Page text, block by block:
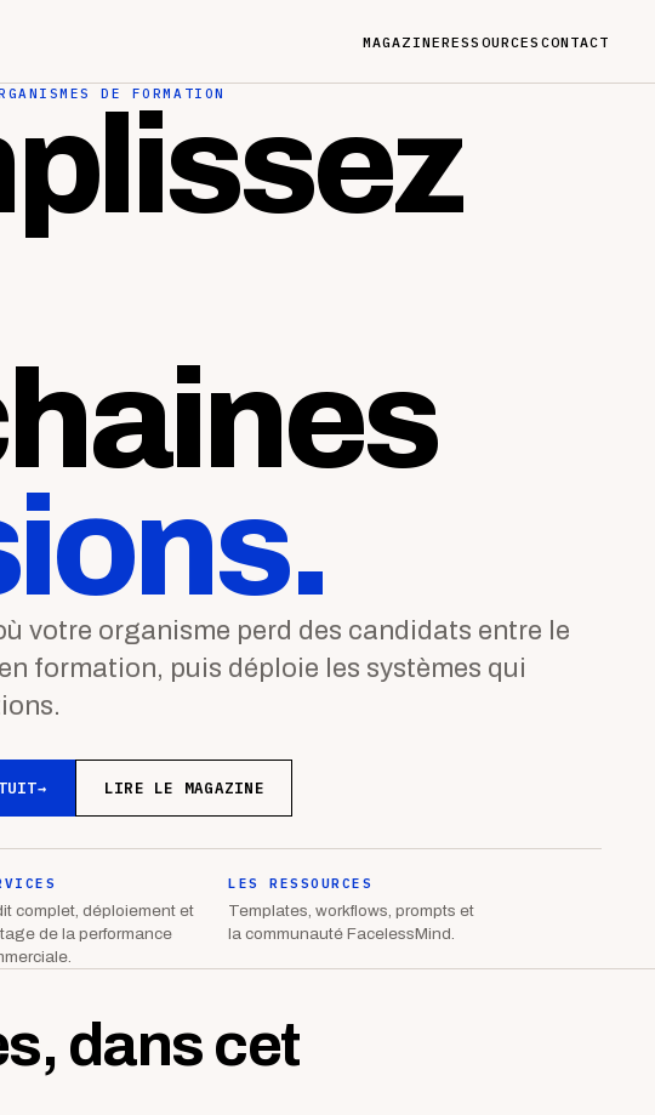
MAGAZINERESSOURCES CONTACT
DE FORMATION
votre organisme perd des candidats entre le
formation, puis déploie les systèmes qui
→ LIRE LE MAGAZINE
complet, déploiement et
de la performance
LES RESSOURCES
Templates, workflows, prompts et
la communauté FacelessMind.
dans cet